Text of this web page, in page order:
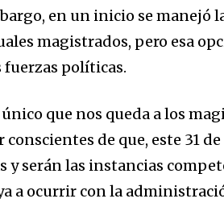
en un inicio se manejó
magistrados, pero esa
fuerzas políticas.
único que nos queda a los
conscientes de que, este 31
y serán las instancias
a ocurrir con la